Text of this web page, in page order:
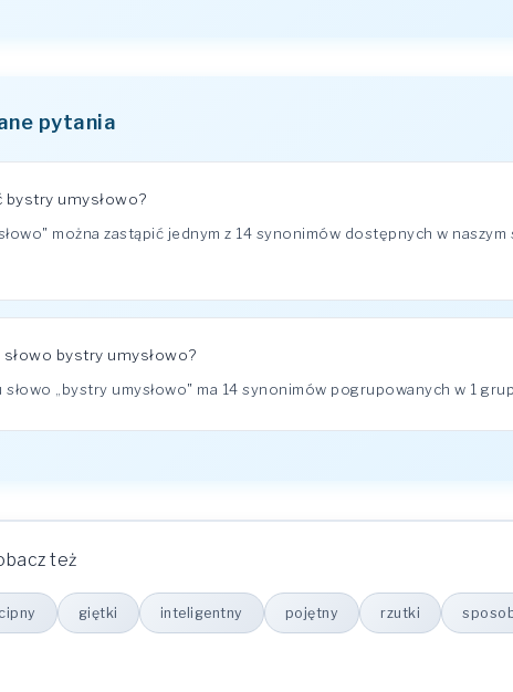
pytania
bystry umysłowo?
można zastąpić jednym z 14 synonimów dostępnych w
bystry umysłowo?
słowo „bystry umysłowo" ma 14 synonimów pogrupowanych w 1
też
giętki inteligentny pojętny rzutki